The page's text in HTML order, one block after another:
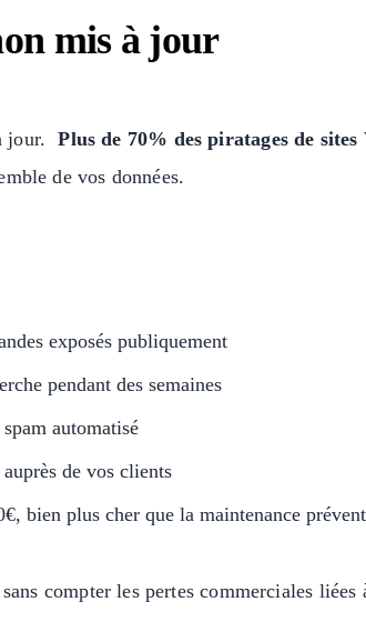
mis à jour
jour. Plus de 70% des piratages de sites
de vos données.
exposés publiquement
pendant des semaines
automatisé
de vos clients
bien plus cher que la maintenance
compter les pertes commerciales